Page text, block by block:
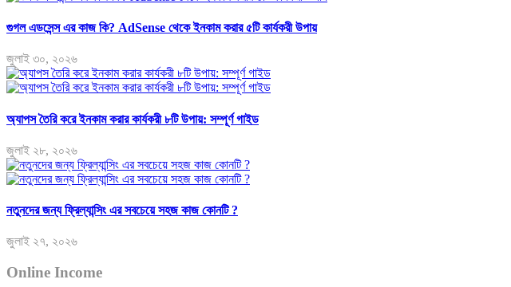
গুগল এডসেন্স এর কাজ কি? AdSense থেকে ইনকাম করার ৫টি কার্যকরী উপায়
জুলাই ৩০, ২০২৬
অ্যাপস তৈরি করে ইনকাম করার কার্যকরী ৮টি উপায়: সম্পূর্ণ গাইড
জুলাই ২৮, ২০২৬
নতুনদের জন্য ফ্রিল্যান্সিং এর সবচেয়ে সহজ কাজ কোনটি ?
জুলাই ২৭, ২০২৬
Online Income